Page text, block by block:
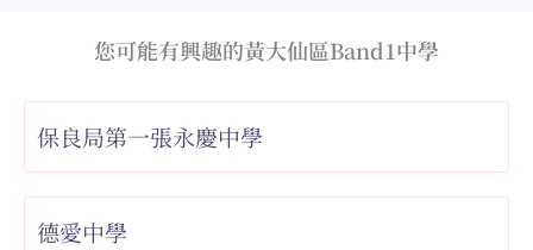
您可能有興趣的黃大仙區Band1中學
保良局第一張永慶中學
德愛中學